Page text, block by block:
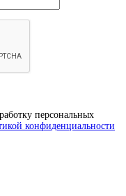
персональных
конфиденциальности